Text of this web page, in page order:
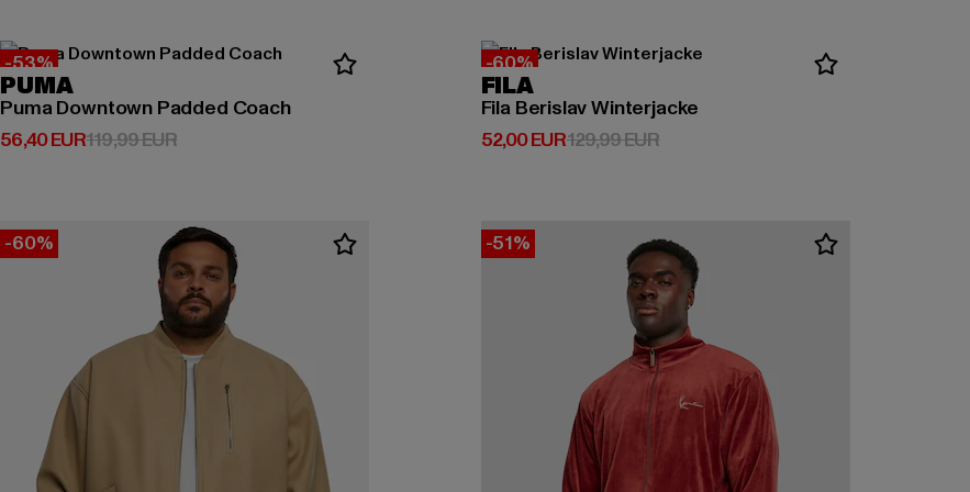
-53%
PUMA
Puma Downtown Padded Coach
56,40 EUR
Derzeitiger Preis: 56,40 EUR
119,99 EURAktionspreis: 119,99 EUR
-60%
FILA
Fila Berislav Winterjacke
52,00 EUR
Derzeitiger Preis: 52,00 EUR
129,99 EURAktionspreis: 129,99 EUR
-60% -51%